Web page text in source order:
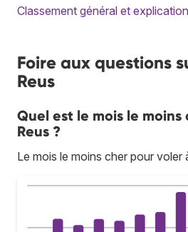
Classement général et explication
Foire aux questions
Reus
Quel est le mois le
Reus ?
Le mois le moins cher pour voler